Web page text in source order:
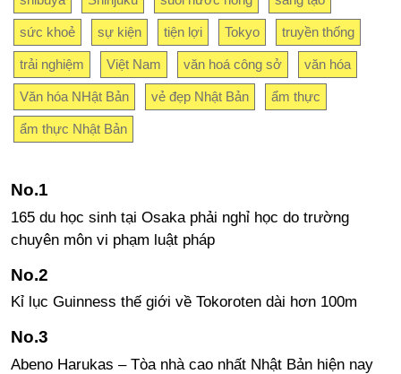
sức khoẻ sự kiện tiện lợi Tokyo truyền thống
trải nghiệm Việt Nam văn hoá công sở văn hóa
Văn hóa NHật Bản vẻ đẹp Nhật Bản ẩm thực
ẩm thực Nhật Bản
165 du học sinh tại Osaka phải nghỉ học do trường
chuyên môn vi phạm luật pháp
Kỉ lục Guinness thế giới về Tokoroten dài hơn 100m
Abeno Harukas – Tòa nhà cao nhất Nhật Bản hiện nay